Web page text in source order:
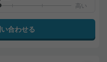
合わせる